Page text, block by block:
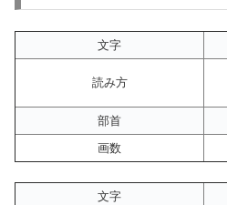
文字
読み方
部首
画数
文字